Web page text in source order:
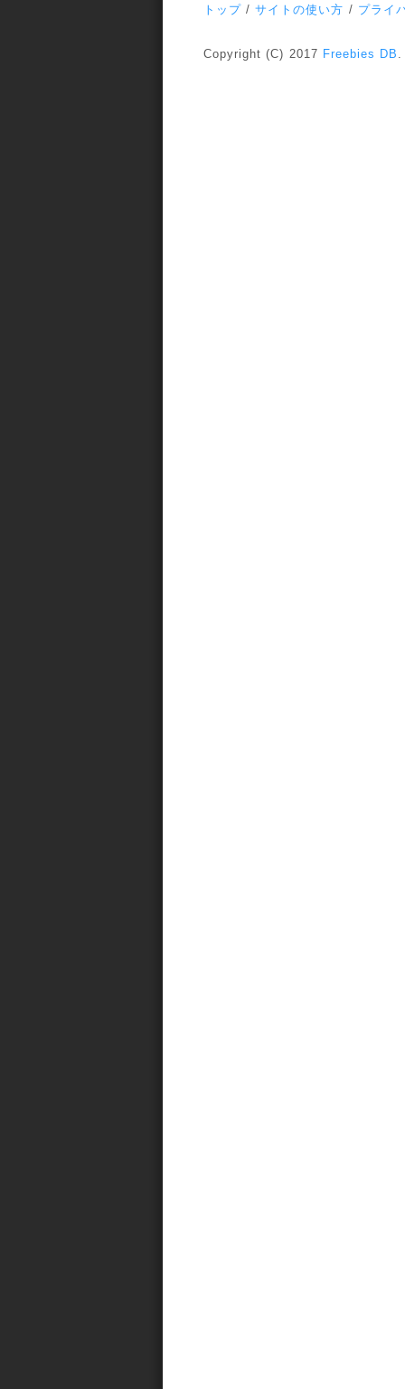
トップ /サイトの使い方 / プライ
Copyright (C) 2017 Freebies DB .